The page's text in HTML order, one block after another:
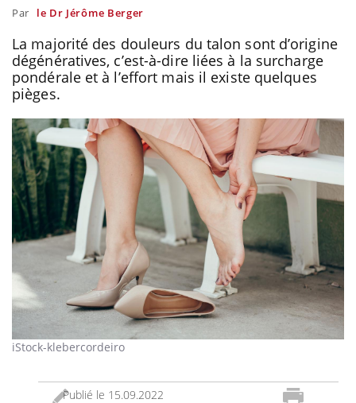
Par le Dr Jérôme Berger
La majorité des douleurs du talon sont d’origine
dégénératives, c’est-à-dire liées à la surcharge
pondérale et à l’effort mais il existe quelques
pièges.
iStock-klebercordeiro
Publié le 15.09.2022